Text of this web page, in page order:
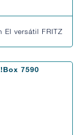
versátil FRITZ!
7590